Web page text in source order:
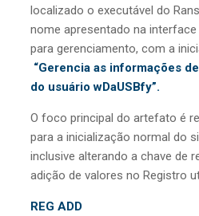
localizado o executável do
nome apresentado na
para gerenciamento, com a
“Gerencia as informações
do usuário wDaUSBfy”.
O foco principal do artefato é
para a inicialização normal do
inclusive alterando a chave de
adição de valores no Registro
REG ADD